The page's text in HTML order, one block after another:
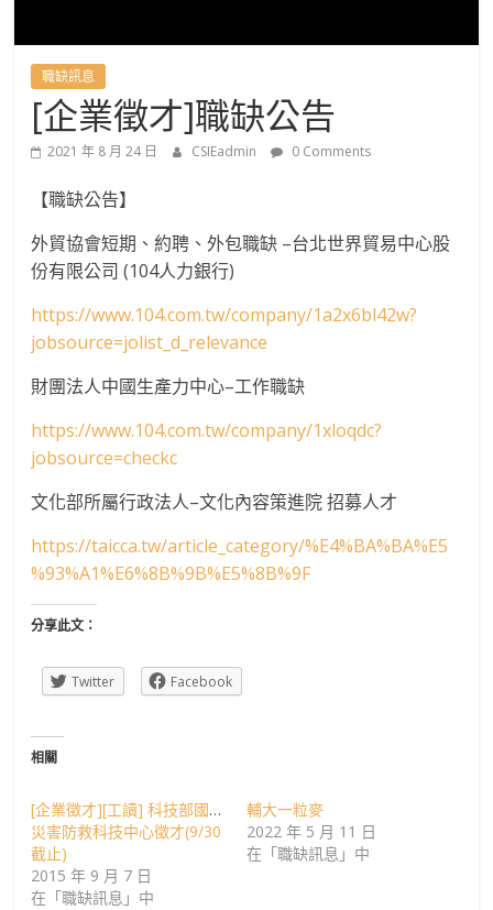
語
文
學
系
進
修
學
士
班
職缺訊息
[企業徵才]職缺公告
2021 年 8 月 24 日 CSIEadmin 0 Comments
【職缺公告】
外貿協會短期、約聘、外包職缺 –台北世界貿易中心股
份有限公司 (104人力銀行)
https://www.104.com.tw/company/1a2x6bl42w?
jobsource=jolist_d_relevance
財團法人中國生產力中心–工作職缺
https://www.104.com.tw/company/1xloqdc?
jobsource=checkc
文化部所屬行政法人–文化內容策進院 招募人才
https://taicca.tw/article_category/%E4%BA%BA%E5
%93%A1%E6%8B%9B%E5%8B%9F
分享此文：
Twitter Facebook
相關
[企業徵才][工讀] 科技部國家
災害防救科技中心徵才(9/30
截止)
2015 年 9 月 7 日
在「職缺訊息」中
輔大一粒麥
2022 年 5 月 11 日
在「職缺訊息」中